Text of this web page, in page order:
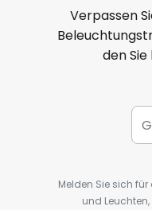
Verpassen
den
Melden Sie sich
und